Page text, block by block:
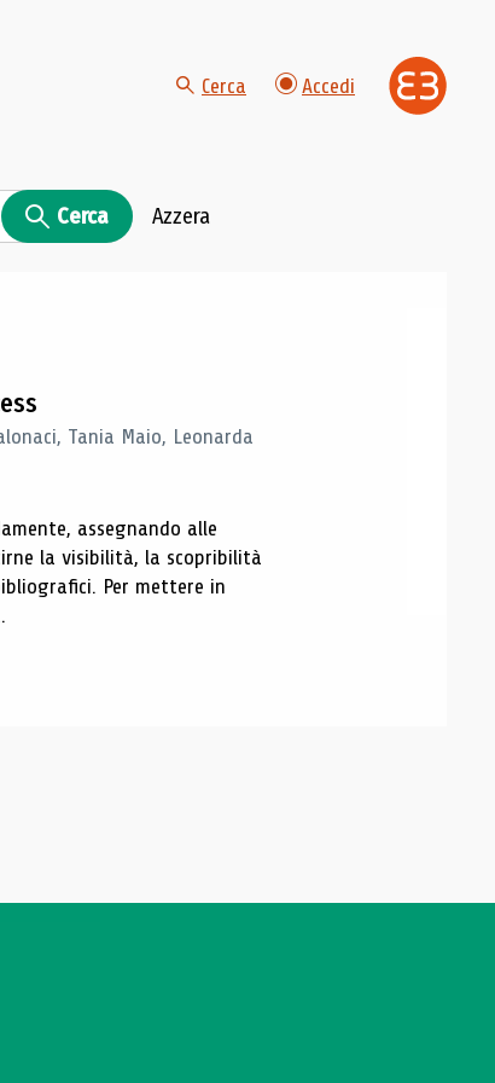
Cerca Accedi
Cerca Azzera
Tania Maio, Leonarda
assegnando alle
la visibilità, la scopribilità
Per mettere in